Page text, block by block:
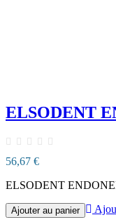
ELSODENT
56,67 €
ELSODENT
Ajouter au panier